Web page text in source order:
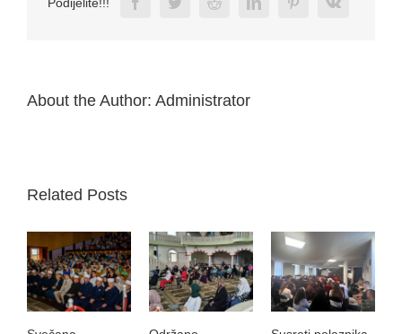
Podijelite!!!
About the Author: Administrator
Related Posts